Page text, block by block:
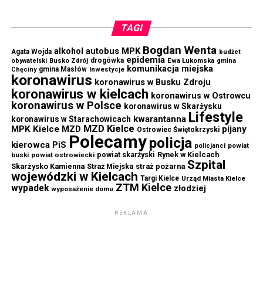
TAGI
Agata Wojda alkohol autobus MPK Bogdan Wenta budżet
obywatelski Busko Zdrój drogówka epidemia Ewa Łukomska gmina
Chęciny gmina Masłów Inwestycje komunikacja miejska
koronawirus koronawirus w Busku Zdroju
koronawirus w kielcach koronawirus w Ostrowcu
koronawirus w Polsce koronawirus w Skarżysku
koronawirus w Starachowicach kwarantanna Lifestyle
MPK Kielce MZD MZD Kielce Ostrowiec Świętokrzyski pijany
kierowca PiS Polecamypolicja policjanci powiat
buski powiat ostrowiecki powiat skarżyski Rynek w Kielcach
Skarżysko Kamienna Straż Miejska straż pożarna Szpital
wojewódzki w Kielcach Targi Kielce Urząd Miasta Kielce
wypadek wyposażenie domu ZTM Kielce złodziej
REKLAMA